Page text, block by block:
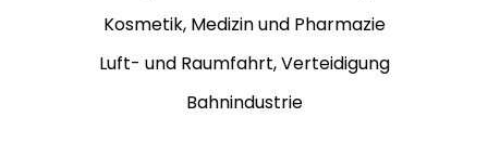
Kosmetik, Medizin und Pharmazie
Luft- und Raumfahrt, Verteidigung
Bahnindustrie